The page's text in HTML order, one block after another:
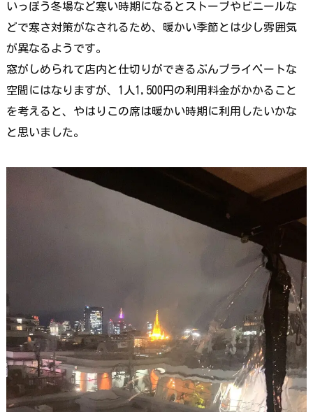
いっぽう冬場など寒い時期になるとストーブやビニールな
どで寒さ対策がなされるため、暖かい季節とは少し雰囲気
が異なるようです。
窓がしめられて店内と仕切りができるぶんプライベートな
空間にはなりますが、1人1,500円の利用料金がかかること
を考えると、やはりこの席は暖かい時期に利用したいかな
と思いました。